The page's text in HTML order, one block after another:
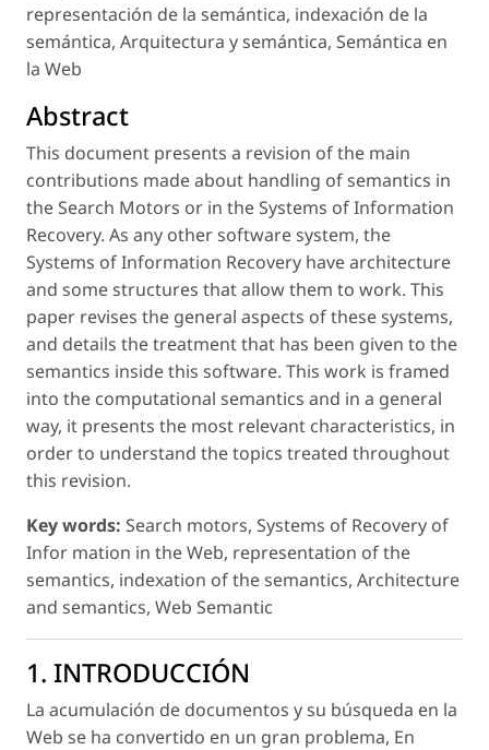
representación de la semántica, indexación de la
semántica, Arquitectura y semántica, Semántica en
la Web
Abstract
This document presents a revision of the main
contributions made about handling of semantics in
the Search Motors or in the Systems of Information
Recovery. As any other software system, the
Systems of Information Recovery have architecture
and some structures that allow them to work. This
paper revises the general aspects of these systems,
and details the treatment that has been given to the
semantics inside this software. This work is framed
into the computational semantics and in a general
way, it presents the most relevant characteristics, in
order to understand the topics treated throughout
this revision.
Key words: Search motors, Systems of Recovery of
Infor mation in the Web, representation of the
semantics, indexation of the semantics, Architecture
and semantics, Web Semantic
1. INTRODUCCIÓN
La acumulación de documentos y su búsqueda en la
Web se ha convertido en un gran problema, En